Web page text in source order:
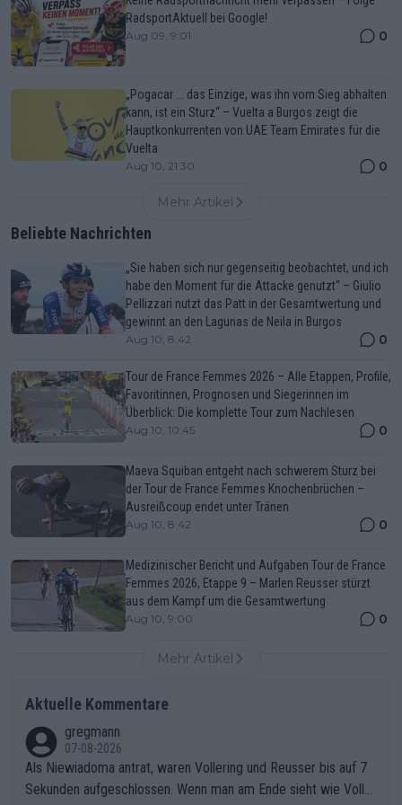
RadsportAktuell bei Google!
Aug 09, 9:01 0
„Pogacar ... das Einzige, was ihn vom Sieg abhalten
kann, ist ein Sturz“ – Vuelta a Burgos zeigt die
Hauptkonkurrenten von UAE Team Emirates für die
Vuelta
Aug 10, 21:30 0
Mehr Artikel
Beliebte Nachrichten
„Sie haben sich nur gegenseitig beobachtet, und ich
habe den Moment für die Attacke genutzt“ – Giulio
Pellizzari nutzt das Patt in der Gesamtwertung und
gewinnt an den Lagunas de Neila in Burgos
Aug 10, 8:42 0
Tour de France Femmes 2026 – Alle Etappen, Profile,
Favoritinnen, Prognosen und Siegerinnen im
Überblick: Die komplette Tour zum Nachlesen
Aug 10, 10:45 0
Maeva Squiban entgeht nach schwerem Sturz bei
der Tour de France Femmes Knochenbrüchen –
Ausreißcoup endet unter Tränen
Aug 10, 8:42 0
Medizinischer Bericht und Aufgaben Tour de France
Femmes 2026, Etappe 9 – Marlen Reusser stürzt
aus dem Kampf um die Gesamtwertung
Aug 10, 9:00 0
Mehr Artikel
Aktuelle Kommentare
gregmann
07-08-2026
Als Niewiadoma antrat, waren Vollering und Reusser bis auf 7
Sekunden aufgeschlossen. Wenn man am Ende sieht wie Voller